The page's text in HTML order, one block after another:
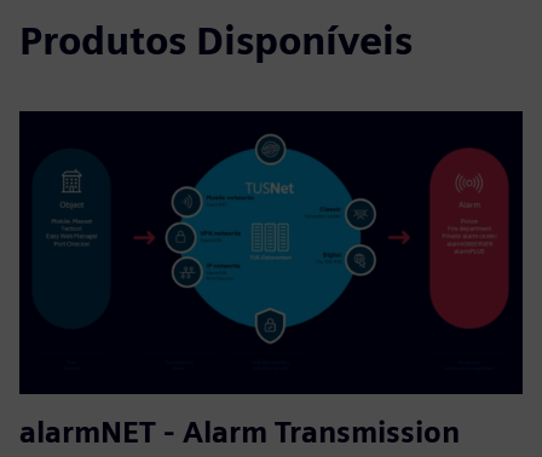
Produtos Disponíveis
alarmNET - Alarm Transmission